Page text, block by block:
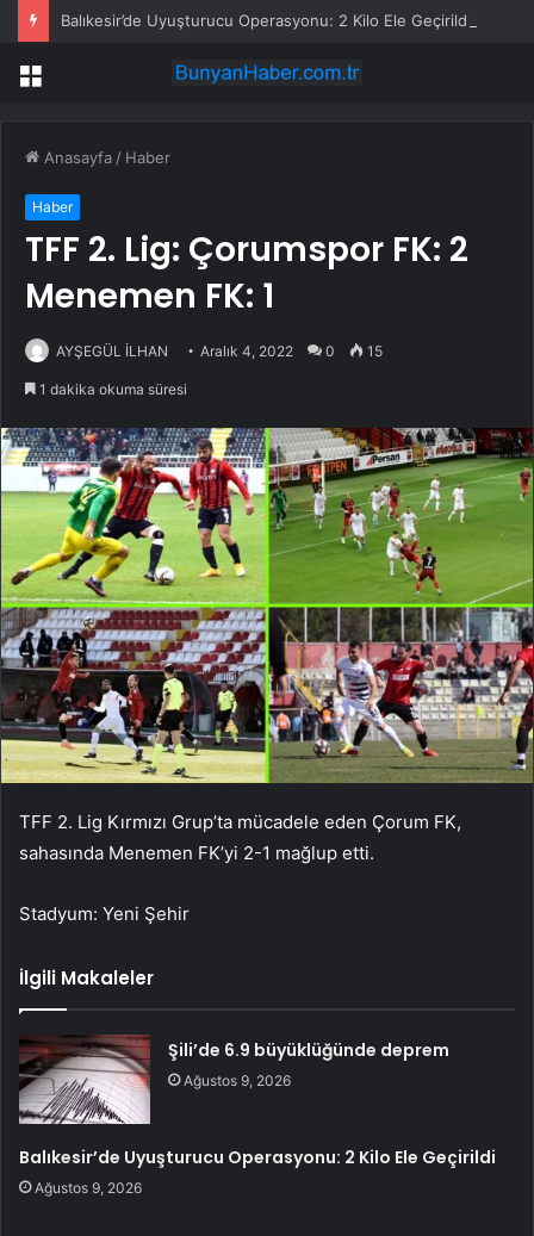
Balıkesir’de Uyuşturucu Operasyonu: 2 Kilo Ele Geçirildi
Menü
Anasayfa / Haber
Haber
TFF 2. Lig: Çorumspor FK: 2
Menemen FK: 1
AYŞEGÜL İLHAN Aralık 4, 2022 0 15
1 dakika okuma süresi
TFF 2. Lig Kırmızı Grup’ta mücadele eden Çorum FK,
sahasında Menemen FK’yi 2-1 mağlup etti.
Stadyum: Yeni Şehir
İlgili Makaleler
Şili’de 6.9 büyüklüğünde deprem
Ağustos 9, 2026
Balıkesir’de Uyuşturucu Operasyonu: 2 Kilo Ele Geçirildi
Ağustos 9, 2026